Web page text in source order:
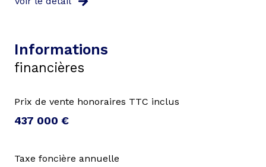
arboré
interphone
Informations
financières
Prix de vente honoraires TTC inclus
437 000 €
Taxe foncière annuelle